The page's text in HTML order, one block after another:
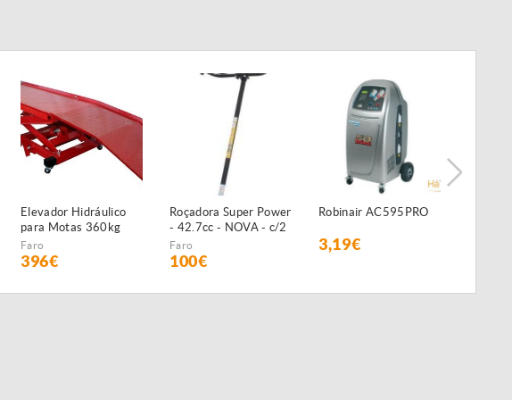
Elevador Hidráulico
para Motas 360kg
Faro
396€
Roçadora Super Power
- 42.7cc - NOVA - c/2
anos de GARANTIA
Faro
100€
Robinair AC595PRO
3,19€